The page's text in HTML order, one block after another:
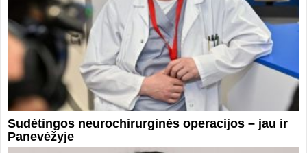
Sudėtingos neurochirurginės operacijos – jau ir
Panevėžyje